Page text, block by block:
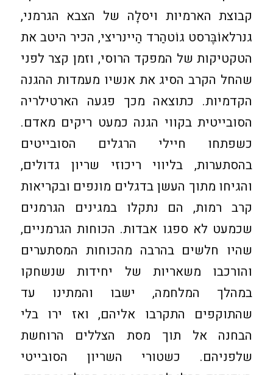
קבוצת הארמיות ויסלָה של הצבא הגרמני,
גנרלאוֹבֶּרסט גוֹטהַרד הַיינריצי, הכיר היטב את
הטקטיקות של המפקד הרוסי, וזמן קצר לפני
שהחל הקרב הסיג את אנשיו מעמדות ההגנה
הקדמיות. כתוצאה מכך פגעה הארטילריה
הסובייטית בקווי הגנה כמעט ריקים מאדם.
כשפתחו חיילי הרגלים הסובייטים
בהסתערות, בליווי ריכוזי שריון גדולים,
והגיחו מתוך העשן בדגלים מונפים ובקריאות
קרב רמות, הם נתקלו במגינים הגרמנים
שכמעט לא ספגו אבדות. הכוחות הגרמניים,
שהיו חלשים בהרבה מהכוחות המסתערים
והורכבו משאריות של יחידות שנשחקו
במהלך המלחמה, ישבו והמתינו עד
שהתוקפים התקרבו אליהם, ואז ירו בלי
הבחנה אל תוך מסת הצללים הרוחשת
שלפניהם. כשטורי השריון הסובייטי